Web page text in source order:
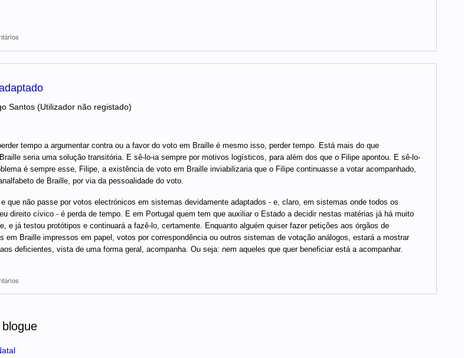
Santos (Utilizador não registado)
tempo a argumentar contra ou a favor do voto em Braille é mesmo isso, perder tempo. Está mais do que
seria uma solução transitória. E sê-lo-ia sempre por motivos logísticos, para além dos que o Filipe apontou. E sê-lo-
é sempre esse, Filipe, a existência de voto em Braille inviabilizaria que o Filipe continuasse a votar acompanhado,
de Braille, por via da pessoalidade do voto.
que não passe por votos electrónicos em sistemas devidamente adaptados - e, claro, em sistemas onde todos os
direito cívico - é perda de tempo. E em Portugal quem tem que auxiliar o Estado a decidir nestas matérias já há muito
e já testou protótipos e continuará a fazê-lo, certamente. Enquanto alguém quiser fazer petições aos órgãos de
em Braille impressos em papel, votos por correspondência ou outros sistemas de votação análogos, estará a mostrar
deficientes, vista de uma forma geral, acompanha. Ou seja: nem aqueles que quer beneficiar está a acompanhar.